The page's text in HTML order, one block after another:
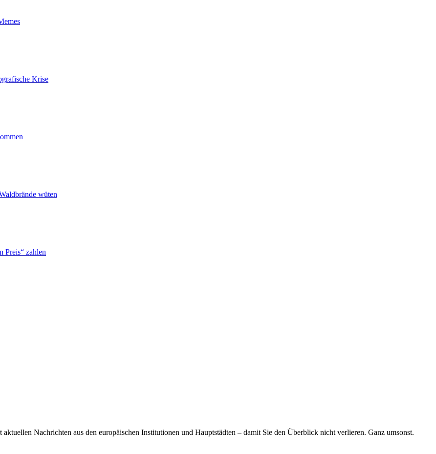
Krise
wüten
Preis“ zahlen
Nachrichten aus den europäischen Institutionen und Hauptstädten – damit Sie den Überblick nicht verlieren. Ganz umsonst.